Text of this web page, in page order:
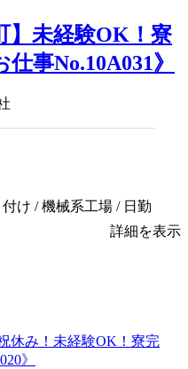
】未経験OK！寮
事No.10A031》
け / 機械系工場 / 日勤
詳細を表示